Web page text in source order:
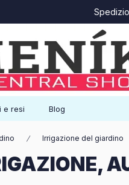
e resi Blog
Irrigazione del giardino